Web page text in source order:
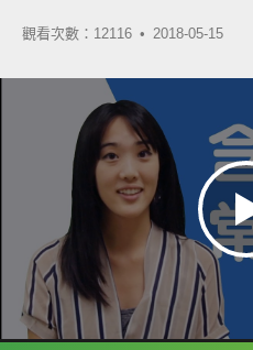
觀看次數：12116 • 2018-05-15